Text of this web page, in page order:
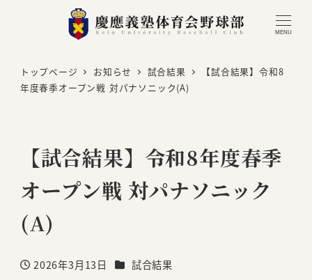
MENU
トップページ お知らせ 試合結果
【試合結果】令和8
年度春季オープン戦 対パナソニック(A)
【試合結果】令和8年度春季
オープン戦 対パナソニック
(A)
投稿日
2026年3月13日 カテゴリー
試合結果